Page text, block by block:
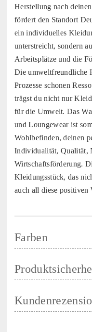
Herstellung nach
fördert den Standort
ein individuelles
unterstreicht, sondern
Arbeitsplätze und die
Die umweltfreundliche
Prozesse schonen
trägst du nicht nur
für die Umwelt. Das
und Loungewear ist
Wohlbefinden, deinen
Individualität, Qualität,
Wirtschaftsförderung.
Kleidungsstück, das
auch all diese positiven
Farben